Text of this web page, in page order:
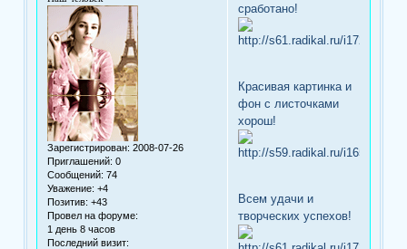
Зарегистрирован: 2008-07-26
Приглашений: 0
Сообщений: 74
Уважение: +4
Позитив: +43
Провел на форуме:
1 день 8 часов
Последний визит:
сработано!
Красивая картинка и
фон с листочками
хорош!
Всем удачи и
творческих успехов!